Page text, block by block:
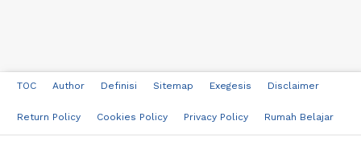
TOC Author Definisi Sitemap Exegesis Disclaimer
Return Policy Cookies Policy Privacy Policy Rumah Belajar